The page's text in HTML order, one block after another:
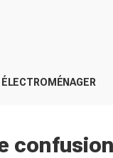
ÉLECTROMÉNAGER